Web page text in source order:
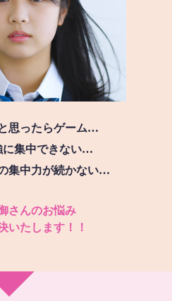
思ったらゲーム…
に集中できない…
集中力が続かない…
さんのお悩み
いたします！！